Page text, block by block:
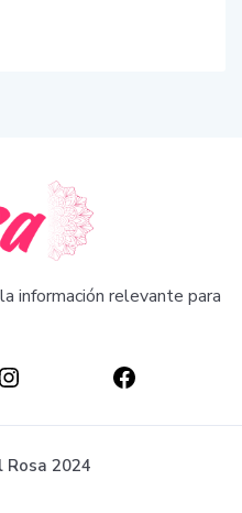
información relevante para
2024